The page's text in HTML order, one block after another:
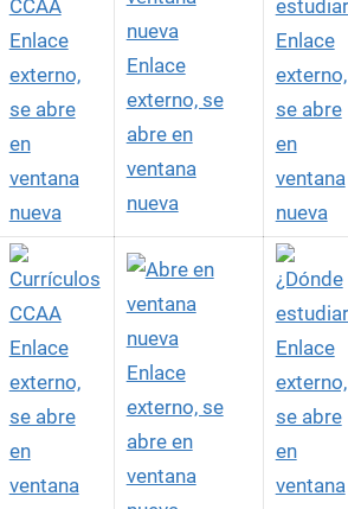
Enlace
externo,
se abre
en
ventana
nueva
Enlace
externo, se
abre en
ventana
nueva
Enlace
externo,
se abre
en
ventana
nueva
Enlace
externo,
se abre
en
ventana
Enlace
externo, se
abre en
ventana
Enlace
externo,
se abre
en
ventana